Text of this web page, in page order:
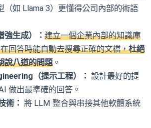
（如 Llama 3）更懂得公司內部的術語
強生成）：建立一個企業內部的知識庫
回答時能自動去搜尋正確的文檔，杜絕
說八道的問題。
（提示工程）： 設計最好的提
做出最準確的回答。
術： 將 LLM 整合與串接其他軟體系統